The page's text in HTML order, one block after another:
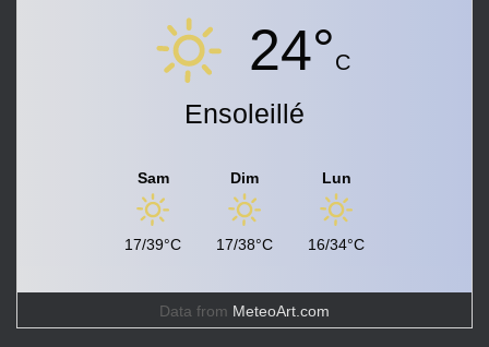
24°C
Ensoleillé
Sam
17/39°C
Dim
17/38°C
Lun
16/34°C
Data from MeteoArt.com